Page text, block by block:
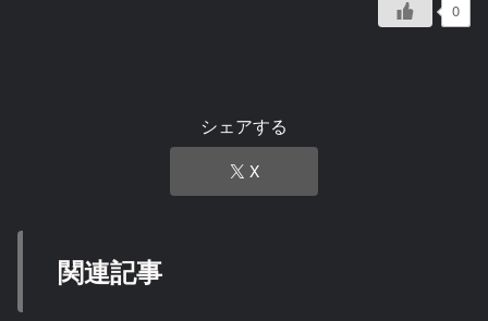
0
シェアする
X
関連記事